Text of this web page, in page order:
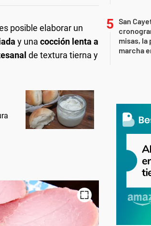
posible elaborar un
y una cocción lenta a
de textura tierna y
San
misas, la
marcha